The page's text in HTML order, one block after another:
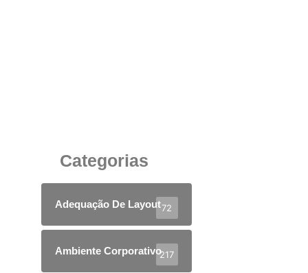
Categorias
Adequação De Layout72
Ambiente Corporativo217